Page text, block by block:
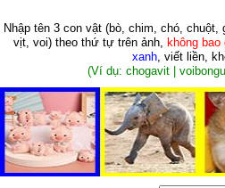
Nhập tên 3 con vật (bò, chim, chó, chuột,
vịt, voi)theo thứ tự trên ảnh, không bao
xanh, viết liền,
(Ví dụ: chogavit |